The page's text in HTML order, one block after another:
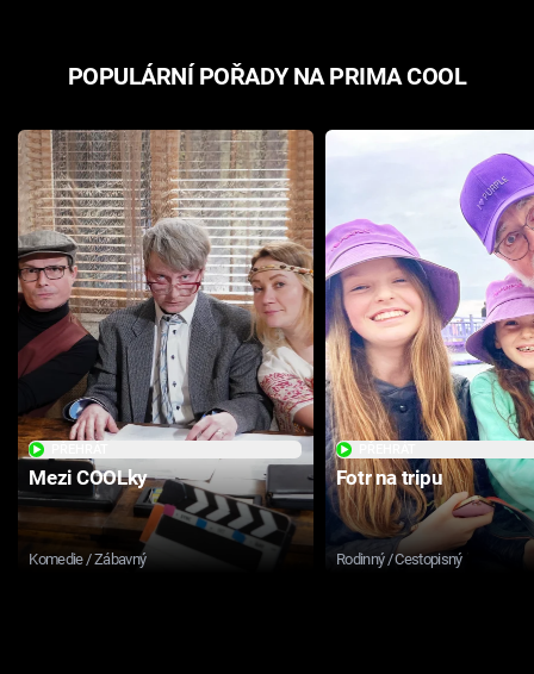
POPULÁRNÍ POŘADY NA PRIMA COOL
Mezi COOLky
Komedie / Zábavný
Fotr na tripu
Rodinný / Cestopisný